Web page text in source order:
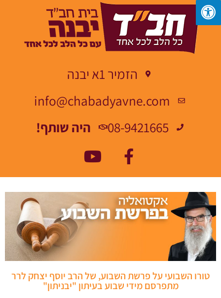
הזמיר 1א יבנה
info@chabadyavne.com
08-9421665
היה שותף!
טורו השבועי על פרשת השבוע, של הרב יוסף יצחק לרר
מתפרסם מידי שבוע בעיתון "יבניתון"